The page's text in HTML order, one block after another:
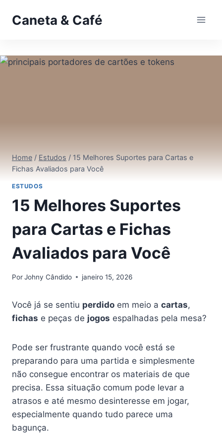
paraCaneta & Café
Home / Estudos / 15 Melhores Suportes para Cartas e
Fichas Avaliados para Você
ESTUDOS
15 Melhores Suportes
para Cartas e Fichas
Avaliados para Você
PorJohny Cândido janeiro 15, 2026
Você já se sentiu perdido em meio a cartas,
fichas e peças de jogos espalhadas pela mesa?
Pode ser frustrante quando você está se
preparando para uma partida e simplesmente
não consegue encontrar os materiais de que
precisa. Essa situação comum pode levar a
atrasos e até mesmo desinteresse em jogar,
especialmente quando tudo parece uma
bagunça.